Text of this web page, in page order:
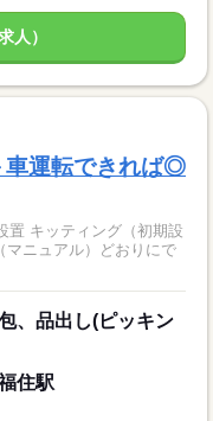
人）
車運転できれば◎
置 キッティング（初期設
ニュアル）どおりにで
、品出し(ピッキン
住駅